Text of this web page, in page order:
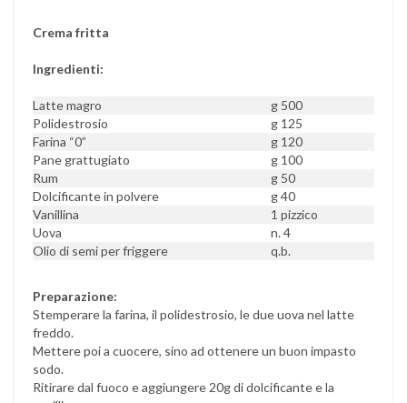
Crema fritta
Ingredienti:
Latte magro
g 500
Polidestrosio
g 125
Farina “0”
g 120
Pane grattugiato
g 100
Rum
g 50
Dolcificante in polvere
g 40
Vanillina
1 pizzico
Uova
n. 4
Olio di semi per friggere
q.b.
Preparazione:
Stemperare la farina, il polidestrosio, le due uova nel latte
freddo.
Mettere poi a cuocere, sino ad ottenere un buon impasto
sodo.
Ritirare dal fuoco e aggiungere 20g di dolcificante e la